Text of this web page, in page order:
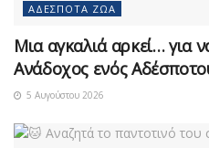
ΑΔΈΣΠΟΤΑ ΖΏΑ
Μια αγκαλιά αρκεί… για
Ανάδοχος ενός
5 Αυγούστου 2026